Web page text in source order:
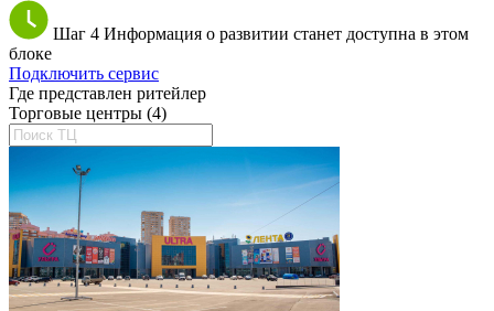
Шаг 4 Информация о развитии станет доступна в этом
блоке
Подключить сервис
Где представлен ритейлер
Торговые центры (4)